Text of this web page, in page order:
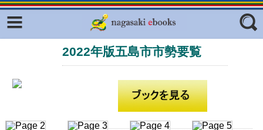
フリーワード
ジャンル
2022年版五島市市勢要覧
Facebook
ふくいろキラリプロジェクト
ラリー（TOKYO Brochures）
はじめてご利用される方へ